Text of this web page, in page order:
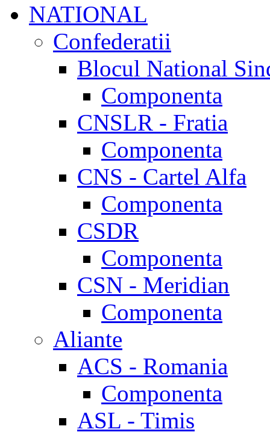
NATIONAL
Confederatii
Blocul National
Componenta
CNSLR - Fratia
Componenta
CNS - Cartel Alfa
Componenta
CSDR
Componenta
CSN - Meridian
Componenta
Aliante
ACS - Romania
Componenta
ASL - Timis